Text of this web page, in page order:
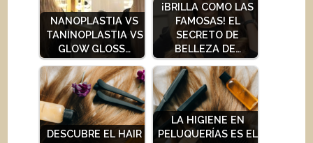
NANOPLASTIA VS
TANINOPLASTIA VS
GLOW GLOSS…
¡BRILLA COMO LAS
FAMOSAS! EL
SECRETO DE
BELLEZA DE…
DESCUBRE EL HAIR
LA HIGIENE EN
PELUQUERÍAS ES EL